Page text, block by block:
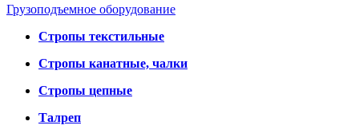
Грузоподъемное оборудование
Стропы текстильные
Стропы канатные, чалки
Стропы цепные
Талреп